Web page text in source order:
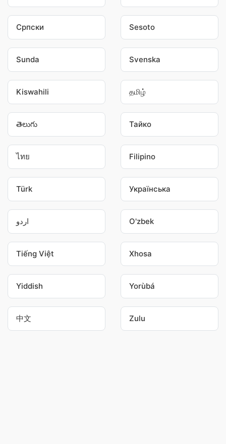
Српски Sesoto
Sunda Svenska
Kiswahili தமிழ்
తెలుగు Тайко
ไทย Filipino
Türk Українська
اردو O'zbek
Tiếng Việt Xhosa
Yiddish Yorùbá
中文 Zulu